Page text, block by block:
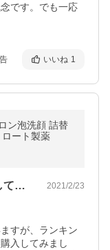
です。でも一応
いいね 1
ン泡洗顔 詰替
ート製薬
朝洗顔には泡で出るタイプを使用していま… 2021/2/23
すが、ランキン
入してみまし